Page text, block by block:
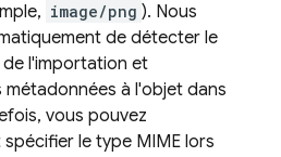
image/png ). Nous
de détecter le
l'importation et
à l'objet dans
vous pouvez
le type MIME lors